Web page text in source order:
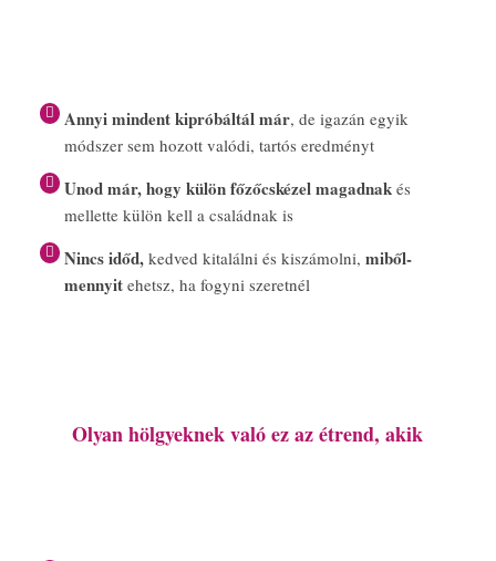
Annyi mindent kipróbáltál már, de igazán egyik
módszer sem hozott valódi, tartós eredményt
Unod már, hogy külön főzőcskézel magadnakés
mellette külön kell a családnak is
Nincs időd, kedved kitalálni és kiszámolni, miből-
mennyitehetsz, ha fogyni szeretnél
Olyan hölgyeknek való ez az étrend, akik